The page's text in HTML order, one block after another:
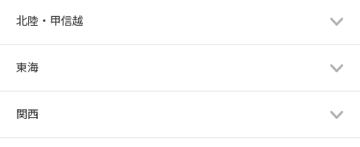
北陸・甲信越
東海
関西